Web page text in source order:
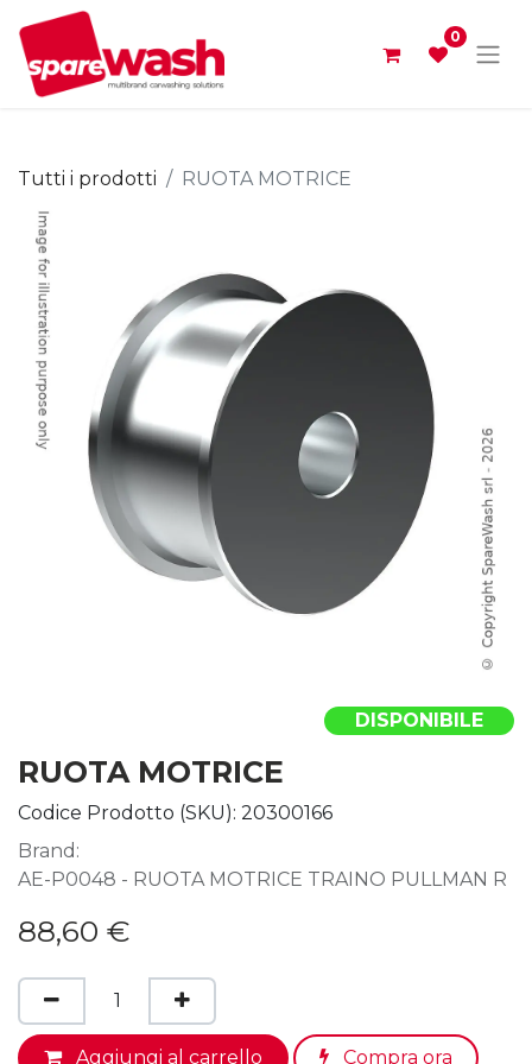
0
Tutti i prodotti RUOTA MOTRICE
DISPONIBILE
RUOTA MOTRICE
Codice Prodotto (SKU): 20300166
Brand:
AE-P0048 - RUOTA MOTRICE TRAINO PULLMAN R
88,60 €
Aggiungi al carrello Compra ora